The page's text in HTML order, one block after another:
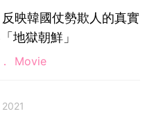
映韓國仗勢欺人的真實
地獄朝鮮」
Movie